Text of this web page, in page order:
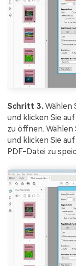
Schritt 3. Wählen
und klicken Sie
zu öffnen.
und klicken Sie
PDF-Datei zu